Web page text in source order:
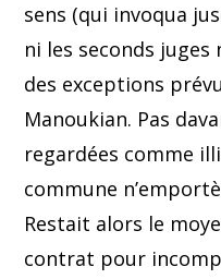
sens (qui invoqua
ni les seconds
des exceptions
Manoukian. Pas
regardées comme
commune
Restait alors le
contrat pour